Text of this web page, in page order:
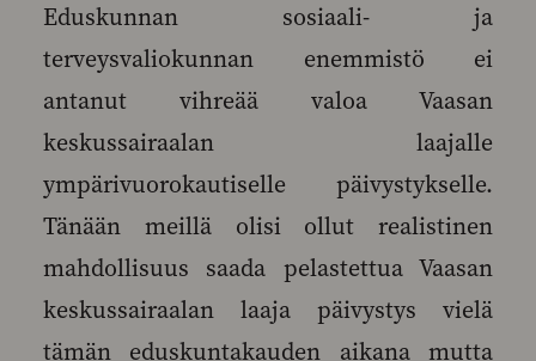
Eduskunnan sosiaali- ja
terveysvaliokunnan enemmistö ei
antanut vihreää valoa Vaasan
keskussairaalan laajalle
ympärivuorokautiselle päivystykselle.
Tänään meillä olisi ollut realistinen
mahdollisuus saada pelastettua Vaasan
keskussairaalan laaja päivystys vielä
tämän eduskuntakauden aikana mutta